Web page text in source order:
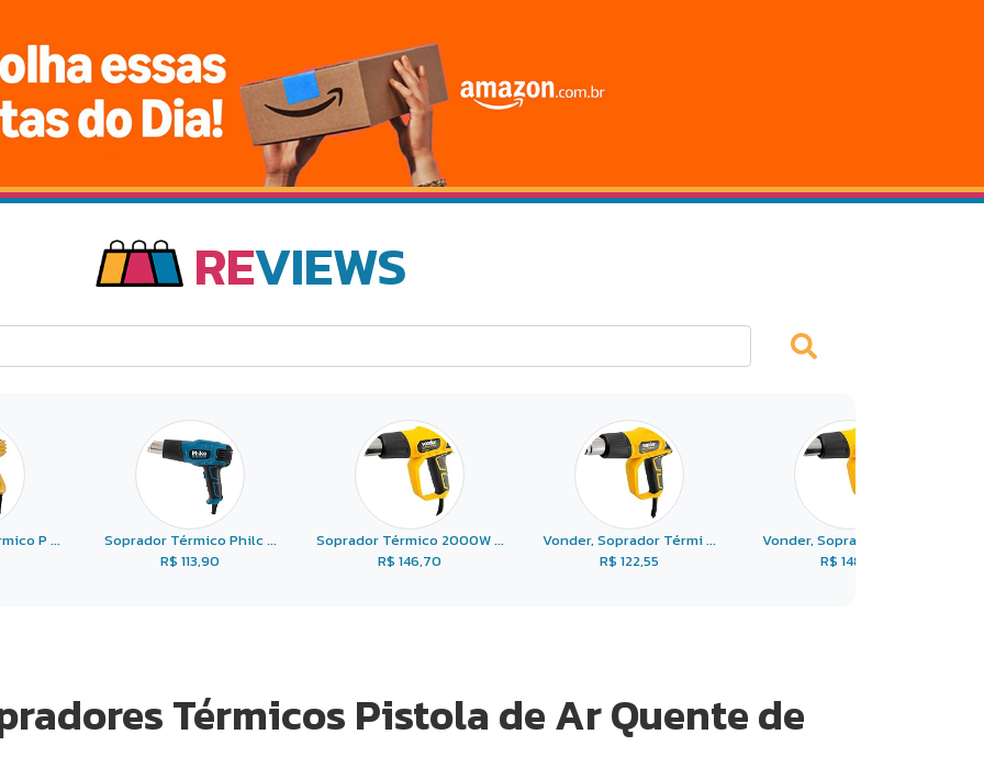
REVIEWS
P ...
Soprador Térmico Philc ...
R$ 113,90
Soprador Térmico 2000W ...
R$ 146,70
Vonder, Soprador Térmi ...
R$ 122,55
Vonder, Soprador Térmi ...
R$ 148,10
Térmicos Pistola de Ar Quente de